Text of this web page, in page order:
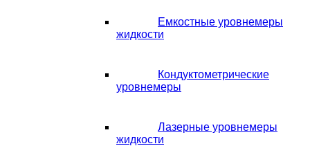
Емкостные уровнемеры
жидкости
Кондуктометрические
уровнемеры
Лазерные уровнемеры
жидкости